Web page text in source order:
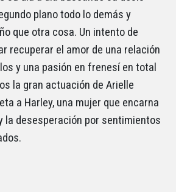
plano todo lo demás y
que otra cosa. Un intento de
recuperar el amor de una relación
y una pasión en frenesí en total
la gran actuación de Arielle
a Harley, una mujer que encarna
la desesperación por sentimientos